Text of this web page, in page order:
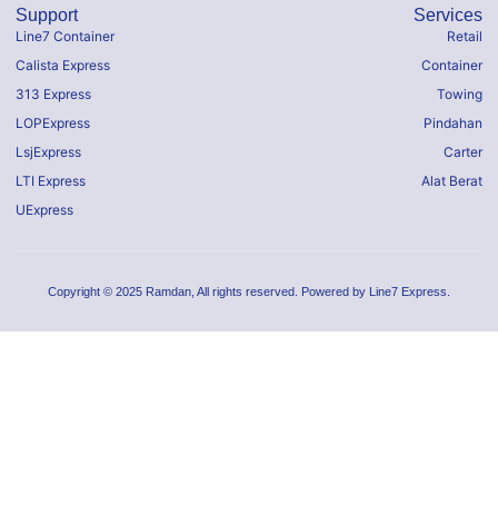
Support
Line7 Container
Calista Express
313 Express
LOPExpress
LsjExpress
LTI Express
UExpress
Services
Retail
Container
Towing
Pindahan
Carter
Alat Berat
Copyright © 2025 Ramdan, All rights reserved. Powered by Line7 Express.